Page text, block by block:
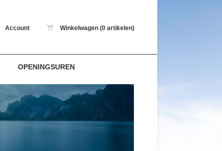
Account Winkelwagen (0 artikelen)
OPENINGSUREN